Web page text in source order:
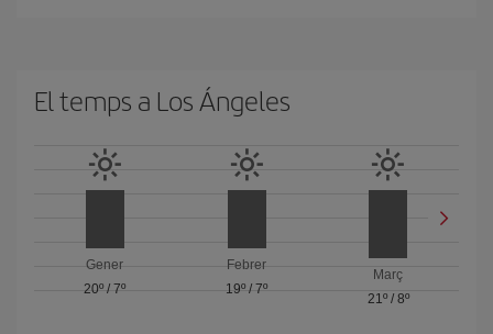
El temps a Los Ángeles
Gener
20º /7º
Febrer
19º / 7º
Març
21º/ 8º